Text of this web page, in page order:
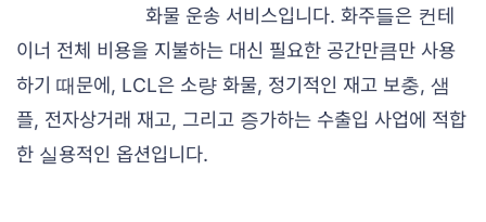
화물 운송 서비스입니다. 화주들은 컨테
이너 전체 비용을 지불하는 대신 필요한 공간만큼만 사용
하기 때문에, LCL은 소량 화물, 정기적인 재고 보충, 샘
플, 전자상거래 재고, 그리고 증가하는 수출입 사업에 적합
한 실용적인 옵션입니다.